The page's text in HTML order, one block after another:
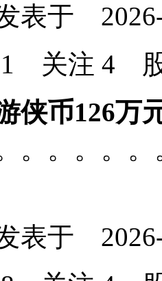
于 2026-
1 关注 4
侠币126万
。。。。。
于 2026-